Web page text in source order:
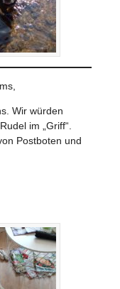
Wir würden
im „Griff“.
Postboten und